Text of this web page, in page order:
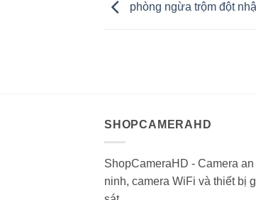
phòng ngừa trộm đột
SHOPCAMERAHD
ShopCameraHD - Camera an
ninh, camera WiFi và thiết bị